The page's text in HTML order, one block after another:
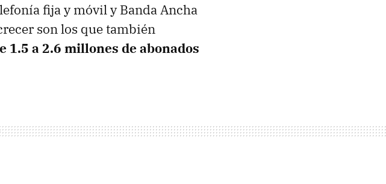
fija y móvil y Banda Ancha
son los que también
1.5 a 2.6 millones de abonados